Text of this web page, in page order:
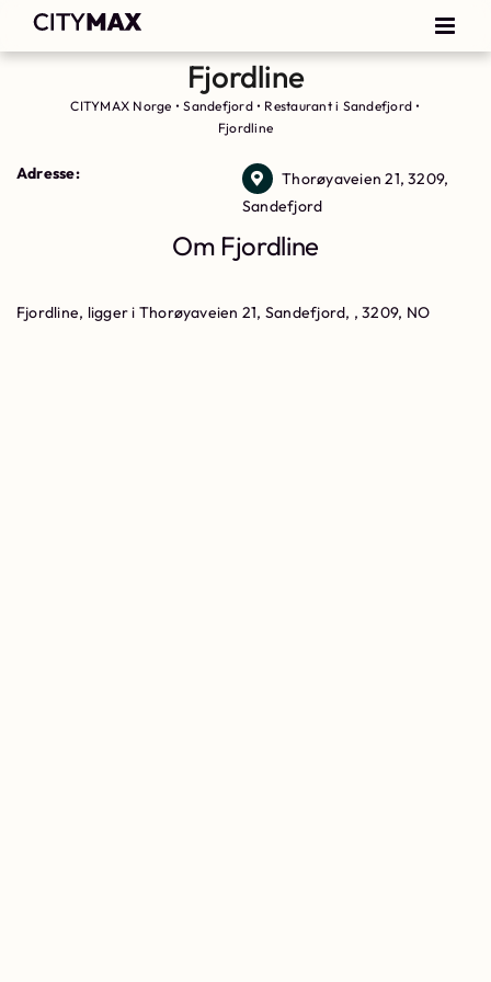
Fjordline
CITYMAX Norge •Sandefjord• Restaurant i Sandefjord •
Fjordline
Adresse:
Thorøyaveien 21, 3209,
Sandefjord
Om Fjordline
Fjordline, ligger i Thorøyaveien 21, Sandefjord, , 3209, NO